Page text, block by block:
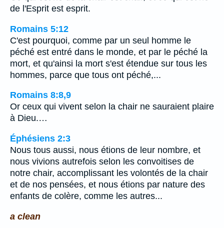
de l'Esprit est esprit.
Romains 5:12
C'est pourquoi, comme par un seul homme le
péché est entré dans le monde, et par le péché la
mort, et qu'ainsi la mort s'est étendue sur tous les
hommes, parce que tous ont péché,...
Romains 8:8,9
Or ceux qui vivent selon la chair ne sauraient plaire
à Dieu.…
Éphésiens 2:3
Nous tous aussi, nous étions de leur nombre, et
nous vivions autrefois selon les convoitises de
notre chair, accomplissant les volontés de la chair
et de nos pensées, et nous étions par nature des
enfants de colère, comme les autres...
a clean